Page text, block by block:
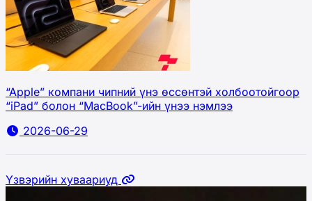
“Apple” компани чипний үнэ өссөнтэй холбоотойгоор
“iPad” болон “MacBook”-ийн үнээ нэмлээ
2026-06-29
Үзвэрийн хуваариуд